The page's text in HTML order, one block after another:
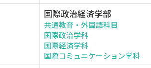
国際政治経済学部
共通教育・外国語科目
国際政治学科
国際経済学科
国際コミュニケーション学科